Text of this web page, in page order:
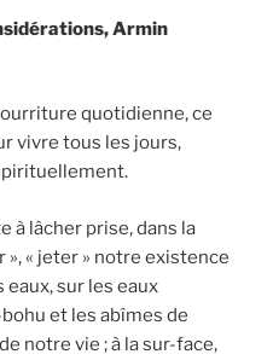
Armin
quotidienne, ce
vivre tous les jours,
à lâcher prise, dans la
», « jeter » notre existence
sur les eaux
et les abîmes de
notre vie ; à la sur-face,